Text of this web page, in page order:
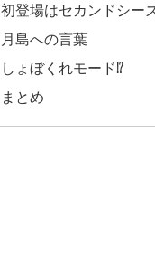
初登場はセカンドシー
月島への言葉
しょぼくれモード⁉
まとめ